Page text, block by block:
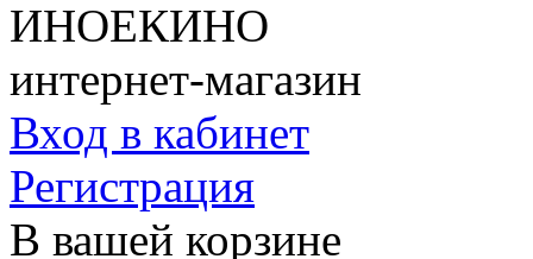
ИНОЕКИНО
интернет-магазин
Вход в кабинет
Регистрация
В вашей корзине